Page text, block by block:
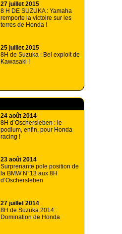
27 juillet 2015
8 H DE SUZUKA : Yamaha
remporte la victoire sur les
terres de Honda !
25 juillet 2015
8H de Suzuka : Bel exploit de
Kawasaki !
24 août 2014
8H d’Oschersleben : le
podium, enfin, pour Honda
racing !
23 août 2014
Surprenante pole position de
la BMW N°13 aux 8H
d’Oschersleben
27 juillet 2014
8H de Suzuka 2014 :
Domination de Honda